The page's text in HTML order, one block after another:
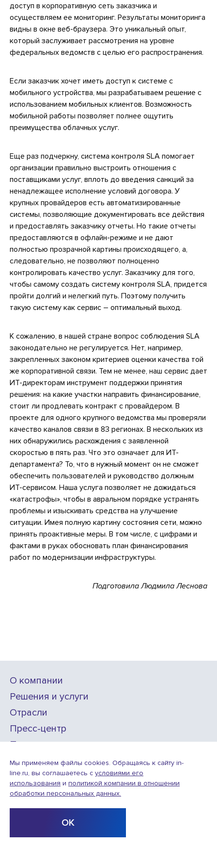
доступ в корпоративную сеть заказчика и
осуществляем ее мониторинг. Результаты мониторинга
видны в окне веб-браузера. Это уникальный опыт,
который заслуживает рассмотрения на уровне
федеральных ведомств с целью его распространения.
Если заказчик хочет иметь доступ к системе с
мобильного устройства, мы разрабатываем решение с
использованием мобильных клиентов. Возможность
мобильной работы позволяет полнее ощутить
преимущества облачных услуг.
Еще раз подчеркну, система контроля SLA помогает
организации правильно выстроить отношения с
поставщиками услуг, вплоть до введения санкций за
ненадлежащее исполнение условий договора. У
крупных провайдеров есть автоматизированные
системы, позволяющие документировать все действия
и предоставлять заказчику отчеты. Но такие отчеты
предоставляются в офлайн-режиме и не дают
полностью прозрачной картины происходящего, а,
следовательно, не позволяют полноценно
контролировать качество услуг. Заказчику для того,
чтобы самому создать систему контроля SLA, придется
пройти долгий и нелегкий путь. Поэтому получить
такую систему как сервис – оптимальный выход.
К сожалению, в нашей стране вопрос соблюдения SLA
законодательно не регулируется. Нет, например,
закрепленных законом критериев оценки качества той
же корпоративной связи. Тем не менее, наш сервис дает
ИТ-директорам инструмент поддержки принятия
решения: на какие участки направить финансирование,
стоит ли продлевать контракт с провайдером. В
проекте для одного крупного ведомства мы проверяли
качество каналов связи в 83 регионах. В нескольких из
них обнаружились расхождения с заявленной
скоростью в пять раз. Что это означает для ИТ-
департамента? То, что в нужный момент он не сможет
обеспечить пользователей и руководство должным
ИТ-сервисом. Наша услуга позволяет не дожидаться
«катастрофы», чтобы в авральном порядке устранять
проблемы и изыскивать средства на улучшение
ситуации. Имея полную картину состояния сети, можно
принять проактивные меры. В том числе, с цифрами и
фактами в руках обосновать план финансирования
работ по модернизации инфраструктуры.
Подготовила Людмила Леснова
О компании
Решения и услуги
Отрасли
Пресс-центр
Проекты
Карьера
by
Условия использования веб-сайта
Мы применяем файлы cookies. Обращаясь к сайту in-
line.ru, вы соглашаетесь с условиями его
использования и политикой компании в отношении
обработки персональных данных.
ОК